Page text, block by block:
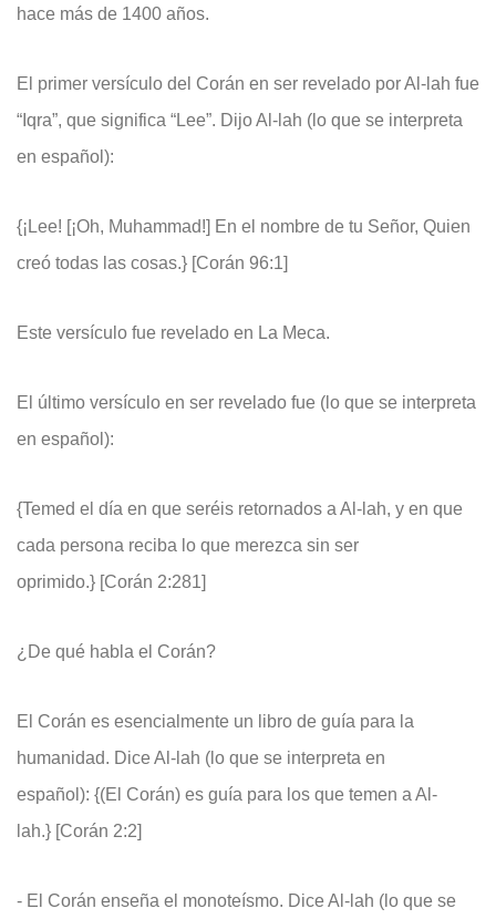
hace más de 1400 años.
El primer versículo del Corán en ser revelado por Al-lah fue
“Iqra”, que significa “Lee”. Dijo Al-lah (lo que se interpreta
en español):
{¡Lee! [¡Oh, Muhammad!] En el nombre de tu Señor, Quien
creó todas las cosas.} [Corán 96:1]
Este versículo fue revelado en La Meca.
El último versículo en ser revelado fue (lo que se interpreta
en español):
{Temed el día en que seréis retornados a Al-lah, y en que
cada persona reciba lo que merezca sin ser
oprimido.} [Corán 2:281]
¿De qué habla el Corán?
El Corán es esencialmente un libro de guía para la
humanidad. Dice Al-lah (lo que se interpreta en
español): {(El Corán) es guía para los que temen a Al-
lah.} [Corán 2:2]
- El Corán enseña el monoteísmo. Dice Al-lah (lo que se